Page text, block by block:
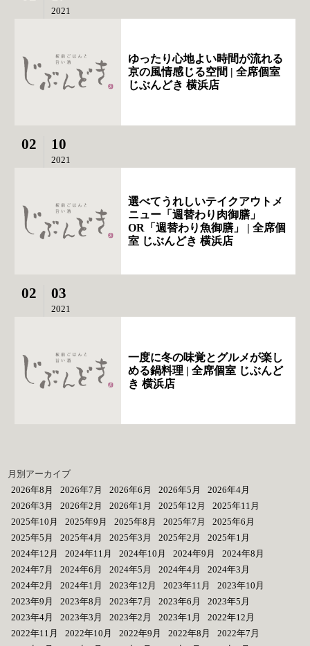
2021
ゆったり心地よい時間が流れる
京の風情感じる空間 | 全席個室
じぶんどき 横浜店
02 10
2021
選べてうれしいテイクアウトメ
ニュー「週替わり肉御膳」
OR「週替わり魚御膳」 | 全席個
室 じぶんどき 横浜店
02 03
2021
一度に冬の味覚とグルメが楽し
める鍋料理 | 全席個室 じぶんど
き 横浜店
月別アーカイブ
2026年8月
2026年7月 2026年6月 2026年5月
2026年4月
2026年3月
2026年2月 2026年1月 2025年12月
2025年11月
2025年10月
2025年9月 2025年8月 2025年7月
2025年6月
2025年5月
2025年4月 2025年3月 2025年2月
2025年1月
2024年12月
2024年11月 2024年10月 2024年9月
2024年8月
2024年7月
2024年6月 2024年5月 2024年4月
2024年3月
2024年2月
2024年1月 2023年12月 2023年11月
2023年10月
2023年9月
2023年8月 2023年7月 2023年6月
2023年5月
2023年4月
2023年3月 2023年2月 2023年1月
2022年12月
2022年11月
2022年10月 2022年9月 2022年8月
2022年7月